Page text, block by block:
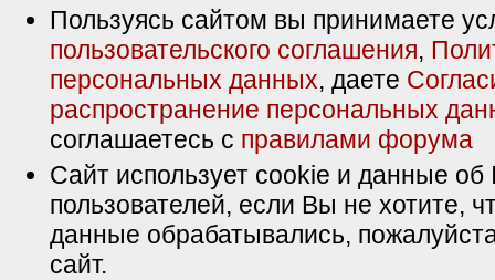
Пользуясь сайтом вы принимаете
пользовательского соглашения,
персональных данных, даете
распространение персональных
соглашаетесь с правилами форума
Сайт использует cookie и данные об
пользователей, если Вы не хотите,
данные обрабатывались,
сайт.